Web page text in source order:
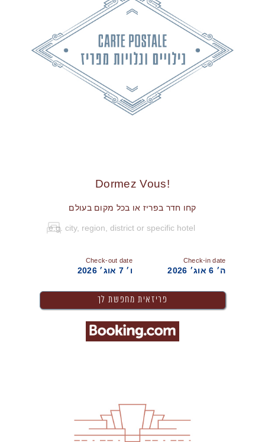
!Dormez Vous
קחו חדר בפריז או בכל מקום בעולם
Check-in date
ה׳ 6 אוג׳ 2026
Check-out date
ו׳ 7 אוג׳ 2026